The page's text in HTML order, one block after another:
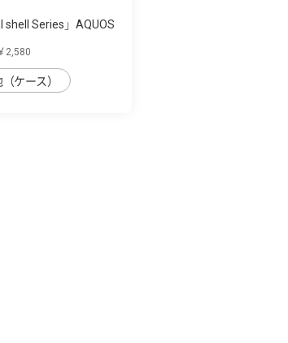
shell Series」AQUOS
2,580
ケース）